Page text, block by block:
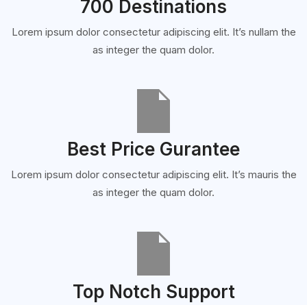
700 Destinations
Lorem ipsum dolor consectetur adipiscing elit. It’s nullam the
as integer the quam dolor.
Best Price Gurantee
Lorem ipsum dolor consectetur adipiscing elit. It’s mauris the
as integer the quam dolor.
Top Notch Support